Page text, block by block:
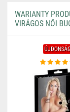
WARIANTY
VIRÁGOS NŐI